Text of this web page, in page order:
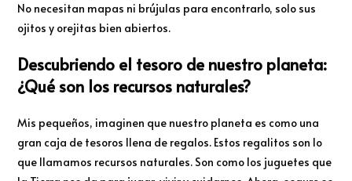
No necesitan mapas ni brújulas para encontrarlo, solo sus
ojitos y orejitas bien abiertos.
Descubriendo el tesoro de nuestro planeta:
¿Qué son los recursos naturales?
Mis pequeños, imaginen que nuestro planeta es como una
gran caja de tesoros llena de regalos. Estos regalitos son lo
que llamamos recursos naturales. Son como los juguetes que